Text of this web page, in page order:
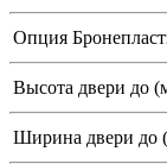
Опция
Высота двери до
Ширина двери до